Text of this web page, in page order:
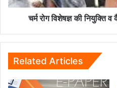
के
चर्म रोग विशेषज्ञ की नियुक्ति
Related Articles